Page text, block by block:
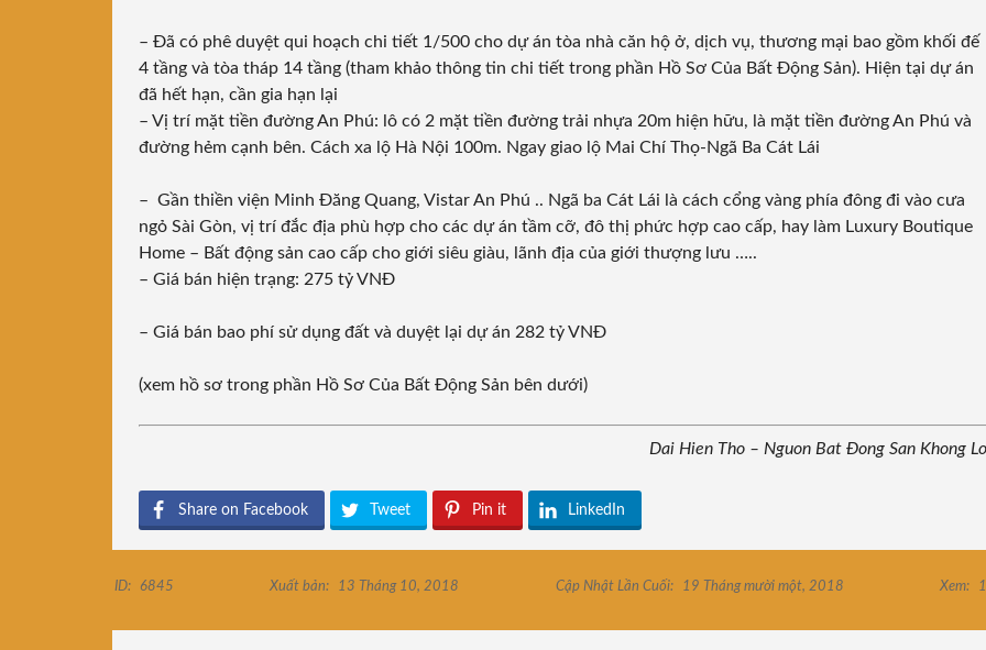
– Đã có phê duyệt qui hoạch chi tiết 1/500 cho dự án tòa nhà căn hộ ở, dịch vụ, thương mại bao gồm khối đế
4 tầng và tòa tháp 14 tầng (tham khảo thông tin chi tiết trong phần Hồ Sơ Của Bất Động Sản). Hiện tại dự án
đã hết hạn, cần gia hạn lại
– Vị trí mặt tiền đường An Phú: lô có 2 mặt tiền đường trải nhựa 20m hiện hữu, là mặt tiền đường An Phú và
đường hẻm cạnh bên. Cách xa lộ Hà Nội 100m. Ngay giao lộ Mai Chí Thọ-Ngã Ba Cát Lái
– Gần thiền viện Minh Đăng Quang, Vistar An Phú .. Ngã ba Cát Lái là cách cổng vàng phía đông đi vào cưa
ngỏ Sài Gòn, vị trí đắc địa phù hợp cho các dự án tầm cỡ, đô thị phức hợp cao cấp, hay làm Luxury Boutique
Home – Bất động sản cao cấp cho giới siêu giàu, lãnh địa của giới thượng lưu …..
– Giá bán hiện trạng: 275 tỷ VNĐ
– Giá bán bao phí sử dụng đất và duyệt lại dự án 282 tỷ VNĐ
(xem hồ sơ trong phần Hồ Sơ Của Bất Động Sản bên dưới)
Dai Hien Tho – Nguon Bat Đong San Khong Lo
Share on Facebook Tweet Pin it LinkedIn
ID: 6845 Xuất bản: 13 Tháng 10, 2018 Cập Nhật Lần Cuối: 19 Tháng mười một, 2018 Xem: